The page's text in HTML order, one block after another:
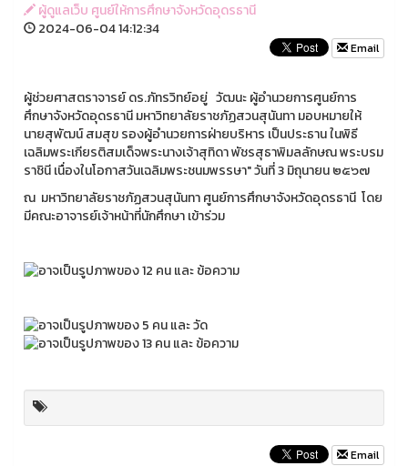
ผู้ดูแลเว็บ ศูนย์ให้การศึกษาจังหวัดอุดรธานี
2024-06-04 14:12:34
Email
ผู้ช่วยศาสตราจารย์ ดร.ภัทรวิทย์อยู่ วัฒนะ ผู้อำนวยการศูนย์การ
ศึกษาจังหวัดอุดรธานี มหาวิทยาลัยราชภัฏสวนสุนันทา มอบหมายให้
นายสุพัฒน์ สมสุข รองผู้อำนวยการฝ่ายบริหาร เป็นประธาน ในพิธี
เฉลิมพระเกียรติสมเด็จพระนางเจ้าสุทิดา พัชรสุธาพิมลลักษณ พระบรม
ราชินี เนื่องในโอกาสวันเฉลิมพระชนมพรรษา" วันที่ 3 มิถุนายน ๒๕๖๗
ณ มหาวิทยาลัยราชภัฏสวนสุนันทา ศูนย์การศึกษาจังหวัดอุดรธานี โดย
มีคณะอาจารย์เจ้าหน้าที่นักศึกษา เข้าร่วม
Email